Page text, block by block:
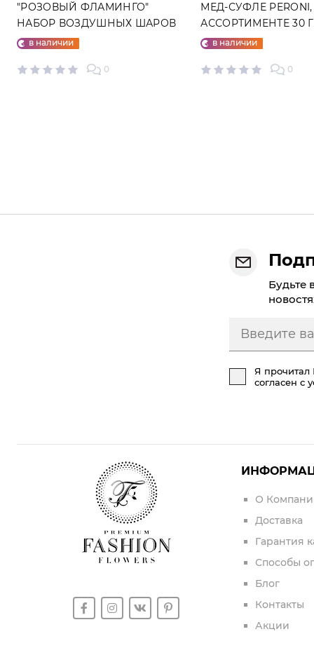
"РОЗОВЫЙ ФЛАМИНГО"
НАБОР ВОЗДУШНЫХ ШАРОВ
№25в наличии
0
МЕД-СУФЛЕ
АССОРТИМЕНТЕ 30
в наличии
0
Будьте
Я прочитал
согласен с
О
Доставка
Гарантия
Способы
Блог
Контакты
Акции